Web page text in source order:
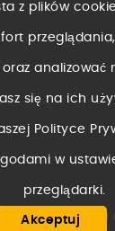
z plików
analizować
się na ich
Polityce
w
przeglądarki.
Akceptuje-sklepu